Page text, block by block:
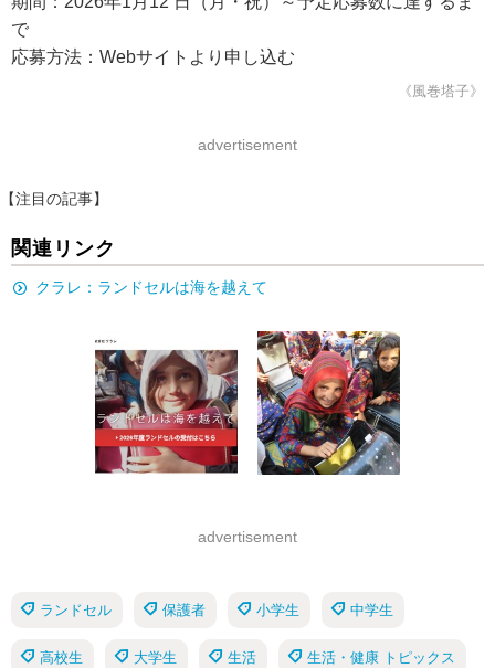
で
応募方法：Webサイトより申し込む
《風巻塔子》
advertisement
【注目の記事】
関連リンク
クラレ：ランドセルは海を越えて
advertisement
ランドセル 保護者 小学生 中学生
高校生 大学生 生活 生活・健康 トピックス